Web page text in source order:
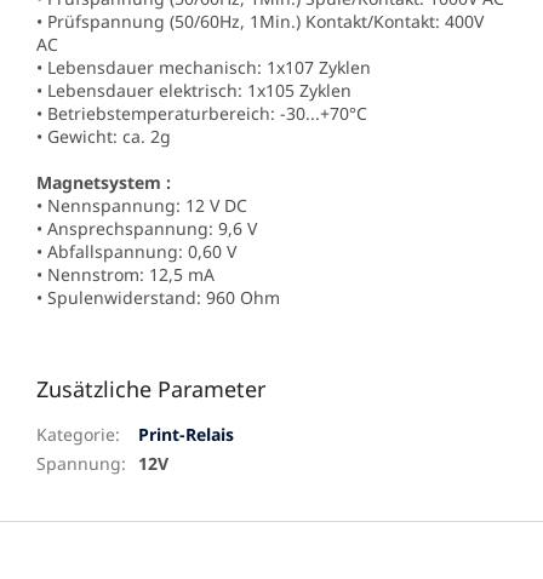
• Prüfspannung (50/60Hz, 1Min.) Kontakt/Kontakt: 400V
AC
• Lebensdauer mechanisch: 1x107 Zyklen
• Lebensdauer elektrisch: 1x105 Zyklen
• Betriebstemperaturbereich: -30...+70°C
• Gewicht: ca. 2g
Magnetsystem :
• Nennspannung: 12 V DC
• Ansprechspannung: 9,6 V
• Abfallspannung: 0,60 V
• Nennstrom: 12,5 mA
• Spulenwiderstand: 960 Ohm
Zusätzliche Parameter
Kategorie:
Print-Relais
Spannung: 12V
F